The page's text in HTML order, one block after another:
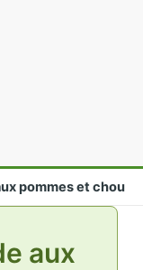
pommes et chou
aux